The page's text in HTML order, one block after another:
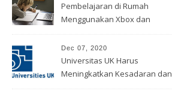
Pembelajaran di Rumah
Menggunakan Xbox dan
Dec 07, 2020
Universitas UK Harus
Meningkatkan Kesadaran dan